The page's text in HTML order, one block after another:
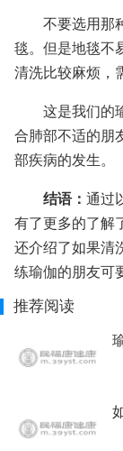
不要选用那
毯。但是地毯不
清洗比较麻烦，
这是我们的
合肺部不适的朋
部疾病的发生。
结语： 通过
有了更多的了解
还介绍了如果清
练瑜伽的朋友可
推荐阅读